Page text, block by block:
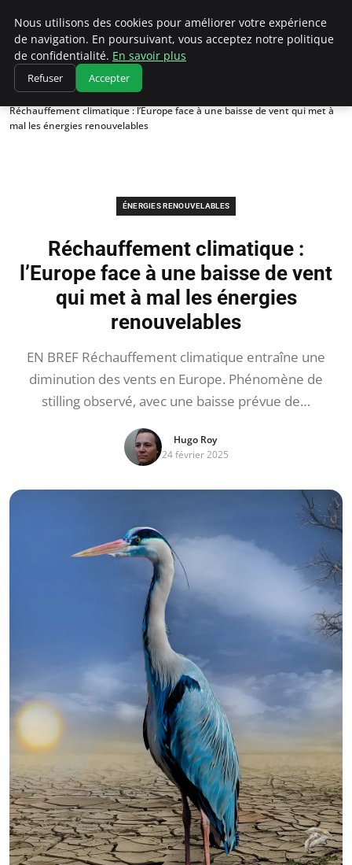
Climatedebtagents
Accueil
Énergies Renouvelables
Réchauffement climatique : l’Europe face à une baisse de vent qui met à
mal les énergies renouvelables
ÉNERGIES RENOUVELABLES
Réchauffement climatique :
l’Europe face à une baisse de vent
qui met à mal les énergies
renouvelables
EN BREF Réchauffement climatique entraîne une
diminution des vents en Europe. Phénomène de
stilling observé, avec une baisse prévue de…
Hugo Roy
24 février 2025
Nous utilisons des cookies pour améliorer votre expérience
de navigation. En poursuivant, vous acceptez notre politique
de confidentialité. En savoir plus
Refuser Accepter